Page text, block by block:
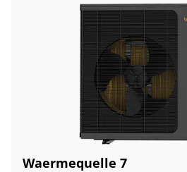
Waermequelle 7